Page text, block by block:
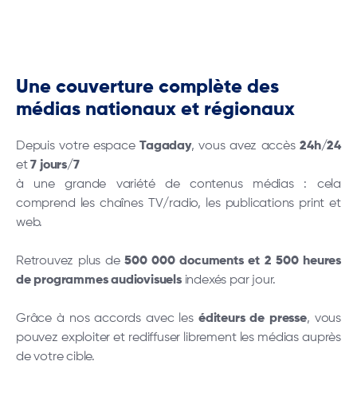
Une couverture complète des
médias nationaux et régionaux
Depuis votre espaceTagaday, vous avez accès24h/24
et7 jours/7
à une grande variété de contenus médias : cela
comprend les chaînes TV/radio, les publications print et
web.
Retrouvez plus de500 000 documents et 2 500 heures
de programmes audiovisuels indexés par jour.
Grâce à nos accords avec les éditeurs de presse, vous
pouvez exploiter et rediffuser librement les médias auprès
de votre cible.